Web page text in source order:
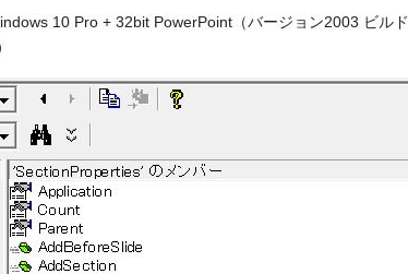
10 Pro + 32bit PowerPoint（バージョン2003 ビルド